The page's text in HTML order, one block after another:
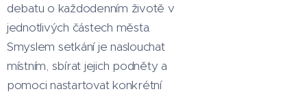
debatu o každodenním životě v
jednotlivých částech města.
Smyslem setkání je naslouchat
místním, sbírat jejich podněty a
pomoci nastartovat konkrétní